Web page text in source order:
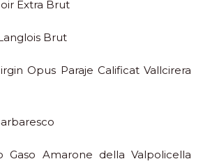
Extra Brut
Brut
Opus Paraje Calificat Vallcirera
Gaso Amarone della Valpolicella